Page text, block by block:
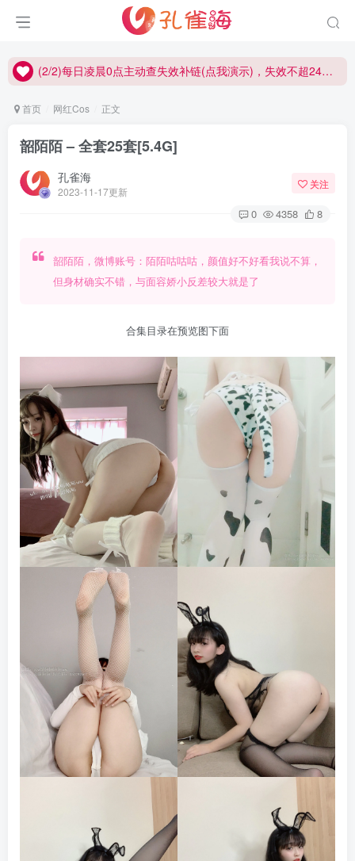
(2/2)每日凌晨0点主动查失效补链(点我演示)，失效不超24小时，
(2/2)每日凌晨0点主动查失效补链(点我演示)，失效不超24小时，
首页 网红Cos 正文
韶陌陌 – 全套25套[5.4G]
孔雀海
2023-11-17更新
关注
0 4358 8
韶陌陌，微博账号：陌陌咕咕咕，颜值好不好看我说不算，
但身材确实不错，与面容娇小反差较大就是了
合集目录在预览图下面